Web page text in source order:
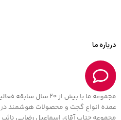
درباره ما
مجموعه ما با بیش از 20
عمده انواع گجت و محصولات هوشمند